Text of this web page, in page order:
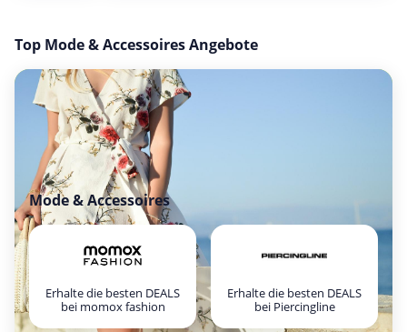
Top Mode & Accessoires Angebote
Mode & Accessoires
Erhalte die besten DEALS
bei momox fashion
Erhalte die besten DEALS
bei Piercingline